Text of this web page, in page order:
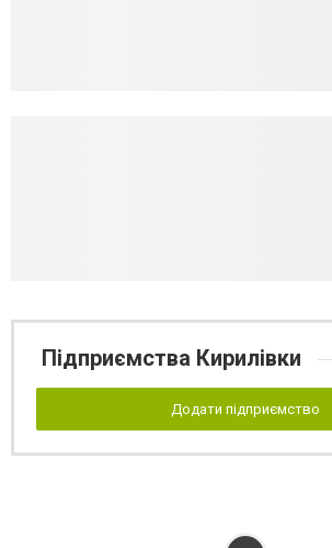
Підприємства Кирилівки
Додати підприємство